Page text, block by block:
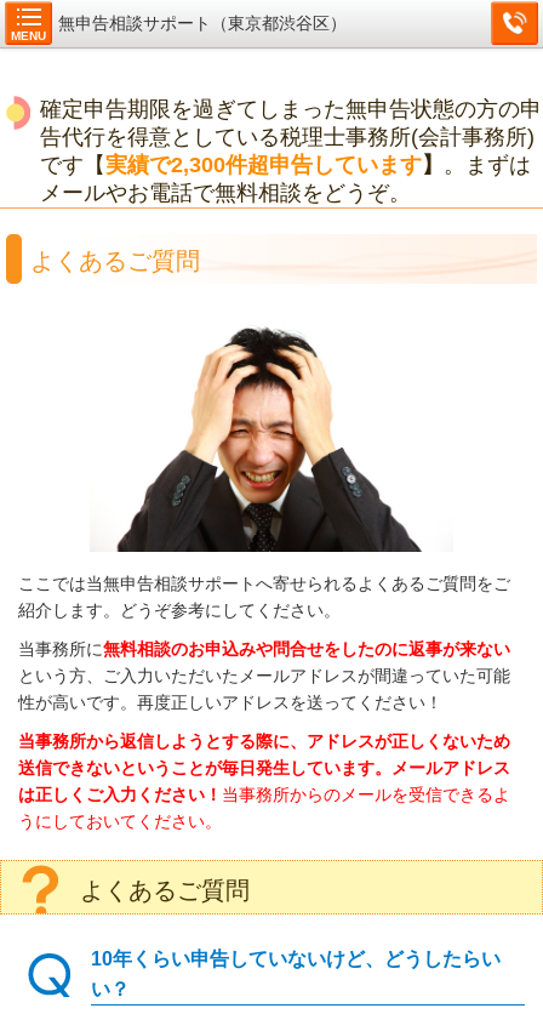
MENU
無申告相談サポート（東京都渋谷区）
確定申告期限を過ぎてしまった無申告状態の方の申
告代行を得意としている税理士事務所(会計事務所)
です【実績で2,300件超申告しています】 。まずは
メールやお電話で無料相談をどうぞ。
よくあるご質問
ここでは当無申告相談サポートへ寄せられるよくあるご質問をご
紹介します。どうぞ参考にしてください。
当事務所に無料相談のお申込みや問合せをしたのに返事が来ない
という方、ご入力いただいたメールアドレスが間違っていた可能
性が高いです。再度正しいアドレスを送ってください！
当事務所から返信しようとする際に、アドレスが正しくないため
送信できないということが毎日発生しています。メールアドレス
は正しくご入力ください！ 当事務所からのメールを受信できるよ
うにしておいてください。
よくあるご質問
10年くらい申告していないけど、どうしたらい
い？